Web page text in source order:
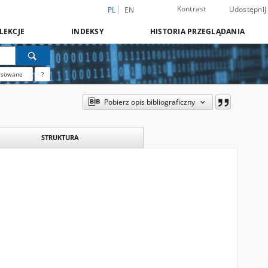
PL EN Kontrast Udostępnij
INDEKSY HISTORIA PRZEGLĄDANIA
?
Pobierz opis bibliograficzny
STRUKTURA